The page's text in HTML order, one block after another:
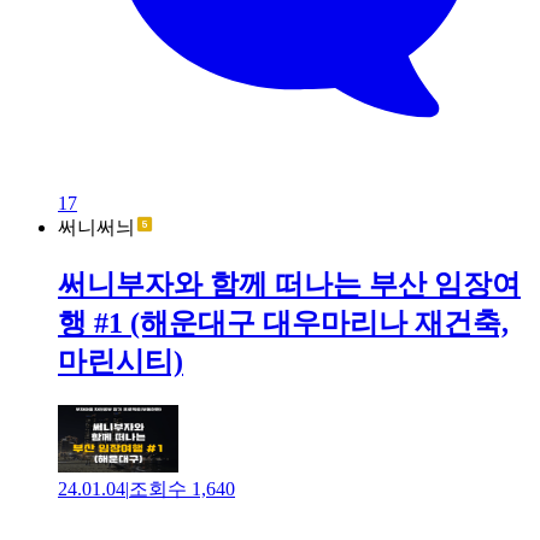
17
써니써늬
써니부자와 함께 떠나는 부산 임장여
행 #1 (해운대구 대우마리나 재건축,
마린시티)
24.01.04|조회수 1,640